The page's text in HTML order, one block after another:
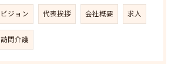
ビジョン 代表挨拶 会社概要 求人
訪問介護